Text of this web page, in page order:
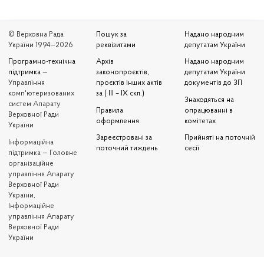
© Верховна Рада
України 1994—2026
Програмно-технічна
підтримка —
Управління
комп'ютеризованих
систем Апарату
Верховної Ради
України
Iнформаційна
підтримка — Головне
організаційне
управління Апарату
Верховної Ради
України,
Інформаційне
управління Апарату
Верховної Ради
України
Пошук за
реквізитами
Архів
законопроєктів,
проєктів інших актів
за ( III – IX скл.)
Правила
оформлення
Зареєстровані за
поточний тиждень
Надано народним
депутатам України
Надано народним
депутатам України
документів до ЗП
Знаходяться на
опрацюванні в
комітетах
Прийняті на поточній
сесії